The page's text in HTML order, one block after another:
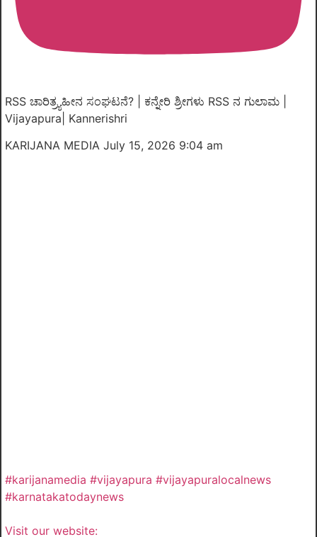
RSS ಚಾರಿತ್ರ್ಯಹೀನ ಸಂಘಟನೆ? | ಕನ್ನೇರಿ ಶ್ರೀಗಳು RSS ನ ಗುಲಾಮ |
Vijayapura| Kannerishri
KARIJANA MEDIA July 15, 2026 9:04 am
#karijanamedia #vijayapura #vijayapuralocalnews
#karnatakatodaynews
Visit our website: